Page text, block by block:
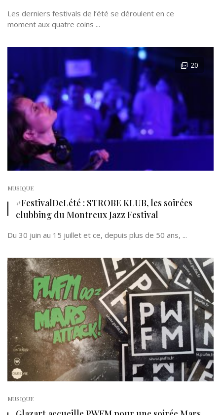
Les derniers festivals de l’été se déroulent en ce
moment aux quatre coins ...
20
MUSIQUE
#FestivalDeLété : STROBE KLUB, les soirées
clubbing du Montreux Jazz Festival
Du 30 juin au 15 juillet et ce, depuis plus de 50 ans, ...
MUSIQUE